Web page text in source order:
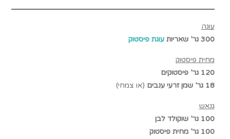
עוגה
300 גר’ שאריות
עוגת פיסטוק
מחית פיסטוק
120 גר’ פיסטוקים
18 גר’ שמן זרעי ענבים
(או צמחי)
גנאש
100 גר’ שוקולד לבן
100 גר’ מחית פיסטוק